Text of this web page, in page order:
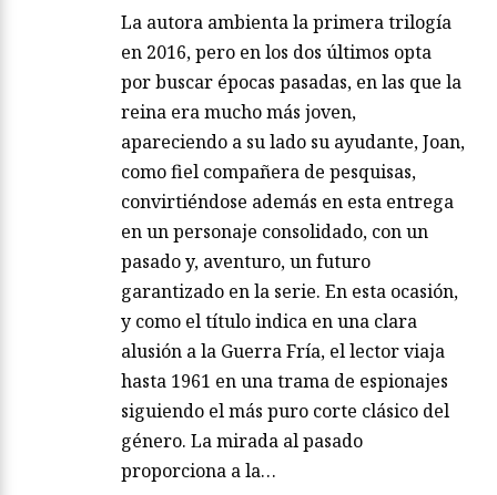
La autora ambienta la primera trilogía
en 2016, pero en los dos últimos opta
por buscar épocas pasadas, en las que la
reina era mucho más joven,
apareciendo a su lado su ayudante, Joan,
como fiel compañera de pesquisas,
convirtiéndose además en esta entrega
en un personaje consolidado, con un
pasado y, aventuro, un futuro
garantizado en la serie. En esta ocasión,
y como el título indica en una clara
alusión a la Guerra Fría, el lector viaja
hasta 1961 en una trama de espionajes
siguiendo el más puro corte clásico del
género. La mirada al pasado
proporciona a la…